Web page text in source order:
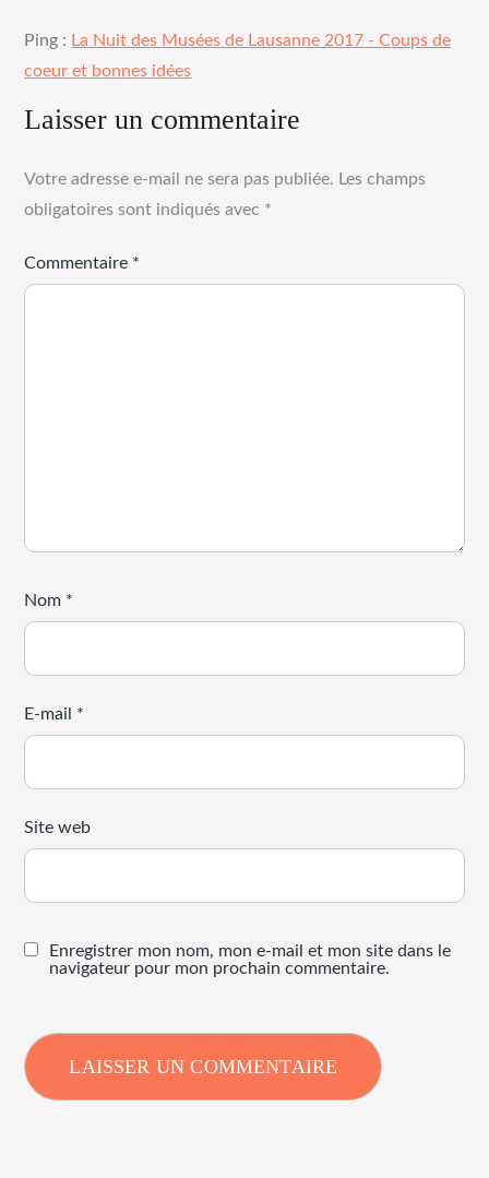
Ping : La Nuit des Musées de Lausanne 2017 - Coups de
coeur et bonnes idées
Laisser un commentaire
Votre adresse e-mail ne sera pas publiée. Les champs
obligatoires sont indiqués avec *
Commentaire *
Nom *
E-mail *
Site web
Enregistrer mon nom, mon e-mail et mon site dans le
navigateur pour mon prochain commentaire.